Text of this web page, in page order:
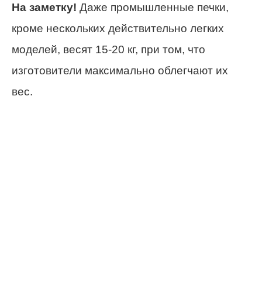
На заметку! Даже промышленные печки,
кроме нескольких действительно легких
моделей, весят 15-20 кг, при том, что
изготовители максимально облегчают их
вес.